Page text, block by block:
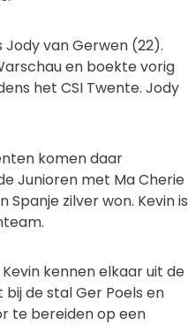
van Gerwen (22).
en boekte vorig
het CSI Twente. Jody
komen daar
Junioren met Ma Cherie
zilver won. Kevin is
kennen elkaar uit de
de stal Ger Poels en
te bereiden op een